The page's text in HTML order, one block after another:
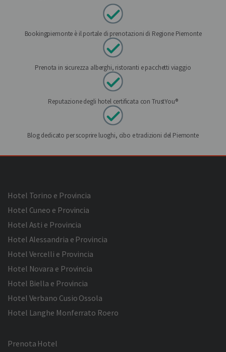
Bookingpiemonte è il portale di prenotazioni di Regione Piemonte
Prenota in sicurezza alberghi, ristoranti e pacchetti viaggio
Reputazione degli hotel certificata con TrustYou®
Blog dedicato per scoprire luoghi, cibo e tradizioni del Piemonte
Hotel Torino e Provincia
Hotel Cuneo e Provincia
Hotel Asti e Provincia
Hotel Alessandria e Provincia
Hotel Vercelli e Provincia
Hotel Novara e Provincia
Hotel Biella e Provincia
Hotel Verbano Cusio Ossola
Hotel Langhe Monferrato Roero
Prenota Hotel